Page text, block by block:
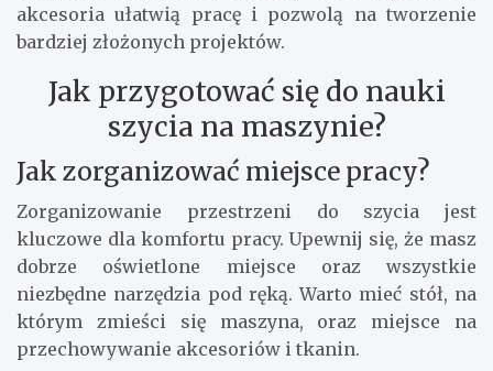
akcesoria ułatwią pracę i pozwolą na tworzenie
bardziej złożonych projektów.
Jak przygotować się do nauki
szycia na maszynie?
Jak zorganizować miejsce pracy?
Zorganizowanie przestrzeni do szycia jest
kluczowe dla komfortu pracy. Upewnij się, że masz
dobrze oświetlone miejsce oraz wszystkie
niezbędne narzędzia pod ręką. Warto mieć stół, na
którym zmieści się maszyna, oraz miejsce na
przechowywanie akcesoriów i tkanin.